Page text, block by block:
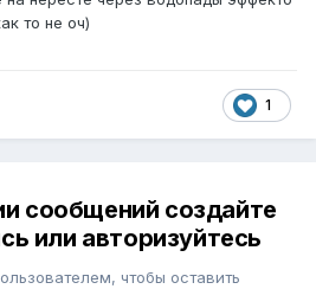
то не оч)
1
сообщений создайте
или авторизуйтесь
чтобы оставить